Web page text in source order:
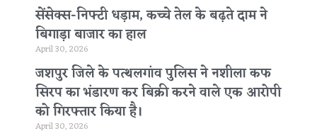
सेंसेक्स-निफ्टी धड़ाम, कच्चे तेल के बढ़ते दाम ने
बिगाड़ा बाजार का हाल
April 30, 2026
जशपुर जिले के पत्थलगांव पुलिस ने नशीला कफ
सिरप का भंडारण कर बिक्री करने वाले एक आरोपी
को गिरफ्तार किया है।
April 30, 2026